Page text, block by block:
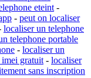
eteint -
- peut on localiser
localiser un telephone
telephone portable
- localiser un
imei gratuit - localiser
sans inscription